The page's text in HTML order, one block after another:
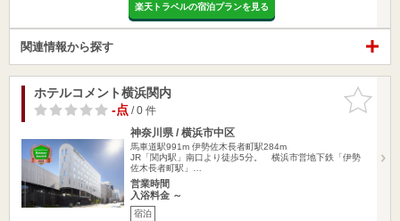
楽天トラベルの宿泊プランを見る
関連情報から探す
お気に入
りに追加
ホテルコメント横浜関内
-点/ 0 件
神奈川県 / 横浜市中区
馬車道駅991m 伊勢佐木長者町駅284m
JR「関内駅」南口より徒歩5分。 横浜市営地下鉄「伊勢
佐木長者町駅」…
営業時間
入浴料金 ～
宿泊